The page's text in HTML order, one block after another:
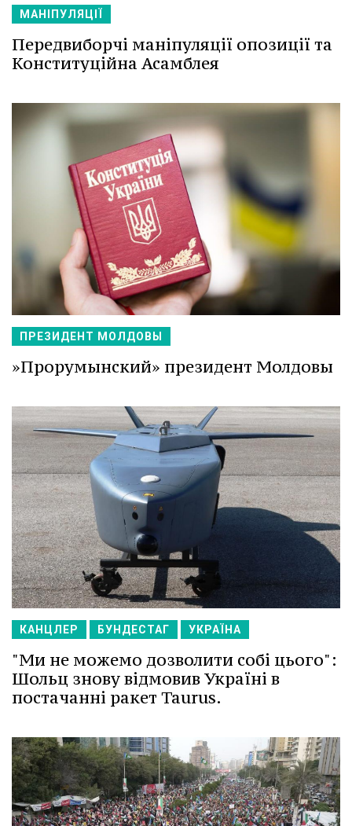
МАНІПУЛЯЦІЇ
Передвиборчі маніпуляції опозиції та
Конституційна Асамблея
ПРЕЗИДЕНТ МОЛДОВЫ
»Прорумынский» президент Молдовы
КАНЦЛЕР БУНДЕСТАГ УКРАЇНА
"Ми не можемо дозволити собі цього":
Шольц знову відмовив Україні в
постачанні ракет Taurus.